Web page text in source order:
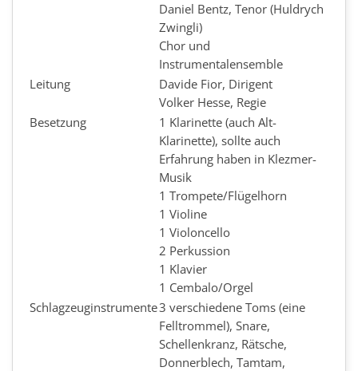
Daniel Bentz, Tenor (Huldrych
Zwingli)
Chor und
Instrumentalensemble
Leitung
Davide Fior, Dirigent
Volker Hesse, Regie
Besetzung
1 Klarinette (auch Alt-
Klarinette), sollte auch
Erfahrung haben in Klezmer-
Musik
1 Trompete/Flügelhorn
1 Violine
1 Violoncello
2 Perkussion
1 Klavier
1 Cembalo/Orgel
Schlagzeuginstrumente3 verschiedene Toms (eine
Felltrommel), Snare,
Schellenkranz, Rätsche,
Donnerblech, Tamtam,